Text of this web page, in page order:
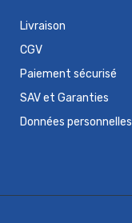
Livraison
CGV
Paiement sécurisé
SAV et Garanties
Données personnelles